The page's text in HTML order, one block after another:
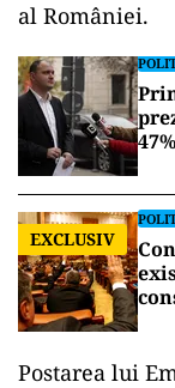
al României.
EXCLUSIV
Postarea lui